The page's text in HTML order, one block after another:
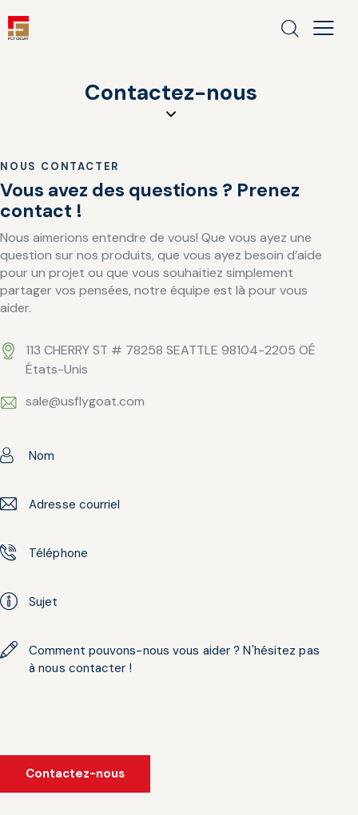
Contactez-nous
NOUS CONTACTER
Vous avez des questions ? Prenez
contact !
Nous aimerions entendre de vous! Que vous ayez une
question sur nos produits, que vous ayez besoin d’aide
pour un projet ou que vous souhaitiez simplement
partager vos pensées, notre équipe est là pour vous
aider.
113 CHERRY ST # 78258 SEATTLE 98104-2205 OÉ
États-Unis
sale@usflygoat.com